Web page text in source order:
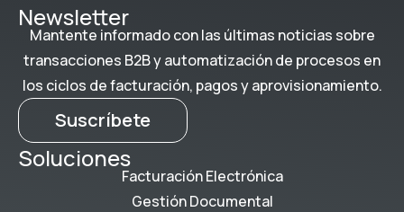
Newsletter
Mantente informado con las últimas noticias sobre
transacciones B2B y automatización de procesos en
los ciclos de facturación, pagos y aprovisionamiento.
Suscríbete
Soluciones
Facturación Electrónica
Gestión Documental